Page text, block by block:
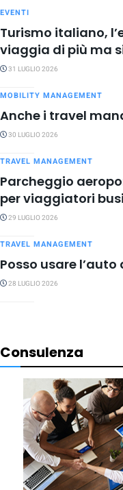
EVENTI
Turismo italiano,
viaggia di più ma
31 LUGLIO 2026
MOBILITY MANAGEMENT
Anche i travel
30 LUGLIO 2026
TRAVEL MANAGEMENT
Parcheggio
per viaggiatori
29 LUGLIO 2026
TRAVEL MANAGEMENT
Posso usare
28 LUGLIO 2026
Consulenza